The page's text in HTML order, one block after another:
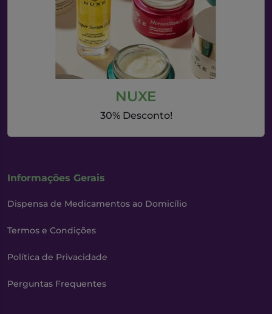
NUXE
30% Desconto!
Informações Gerais
Dispensa de Medicamentos ao Domicílio
Termos e Condições
Política de Privacidade
Perguntas Frequentes